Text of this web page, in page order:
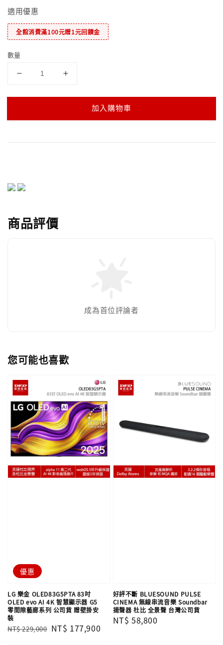
適用優惠
全館消費滿100元贈1元回饋金
數量
加入購物車
商品評價
成為首位評論者
您可能也喜歡
優惠
LG 樂金 OLED83G5PTA 83吋
OLED evo AI 4K 智慧顯示器 G5
零間隙藝廊系列 公司貨 贈壁掛安
裝
Regular
NT$ 229,000 Sale
NT$ 177,900
好評不斷 BLUESOUND PULSE
CINEMA 無線串流音樂 Soundbar
揚聲器 杜比 全景聲 台灣公司貨
Regular
NT$ 58,800